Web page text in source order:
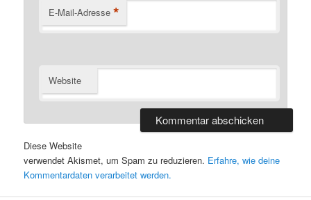
E-Mail-Adresse *
Website
Diese Website
verwendet Akismet, um Spam zu reduzieren. Erfahre, wie deine
Kommentardaten verarbeitet werden.